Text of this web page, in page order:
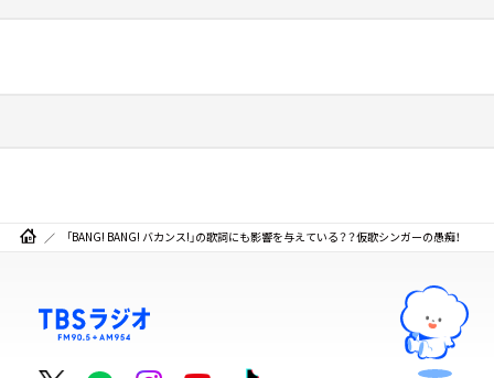
「BANG! BANG! バカンス!」の歌詞にも影響を与えている？？仮歌シンガーの愚痴！